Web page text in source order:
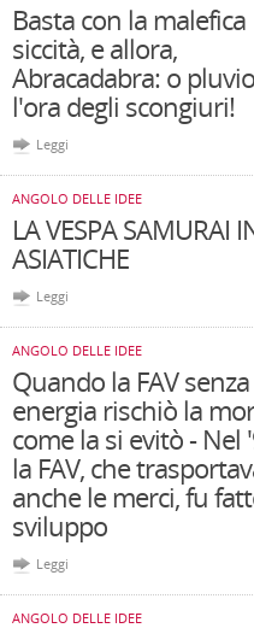
Basta con la malefica
siccità, e allora,
Abracadabra: o
l'ora degli scongiuri!
Leggi
ANGOLO DELLE IDEE
LA VESPA SAMURAI
ASIATICHE
Leggi
ANGOLO DELLE IDEE
Quando la FAV senza
energia rischiò la
come la si evitò - Nel
la FAV, che
anche le merci, fu
sviluppo
Leggi
ANGOLO DELLE IDEE